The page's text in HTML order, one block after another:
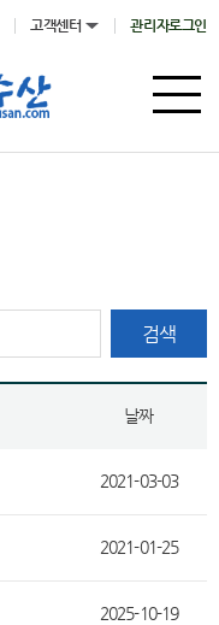
고객센터 관리자로그인
검색
날짜
2021-03-03
2021-01-25
2025-10-19